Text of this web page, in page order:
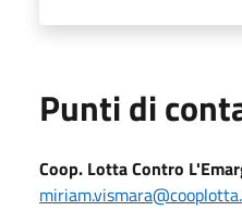
Punti di
Coop. Lotta Contro